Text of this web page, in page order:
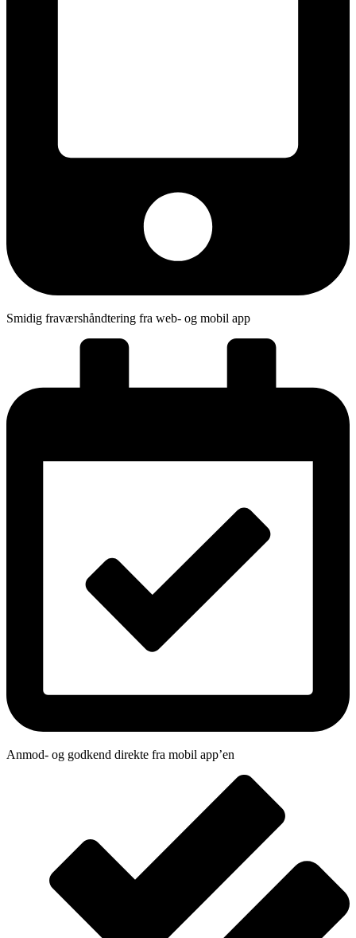
Smidig fraværshåndtering fra web- og mobil app
Anmod- og godkend direkte fra mobil app’en